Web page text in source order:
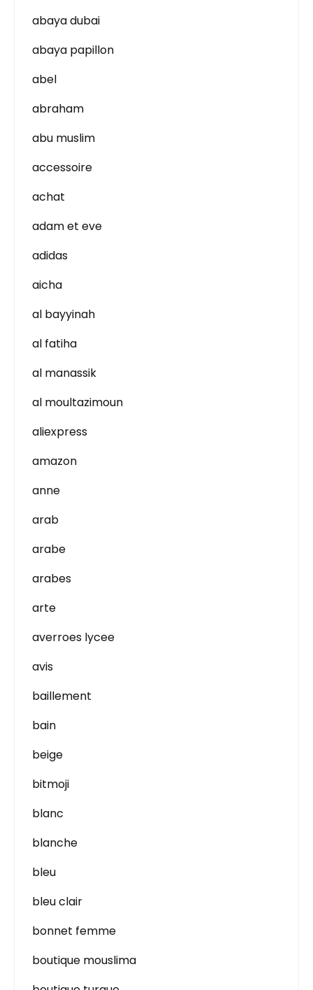
abaya dubai
abaya papillon
abel
abraham
abu muslim
accessoire
achat
adam et eve
adidas
aicha
al bayyinah
al fatiha
al manassik
al moultazimoun
aliexpress
amazon
anne
arab
arabe
arabes
arte
averroes lycee
avis
baillement
bain
beige
bitmoji
blanc
blanche
bleu
bleu clair
bonnet femme
boutique mouslima